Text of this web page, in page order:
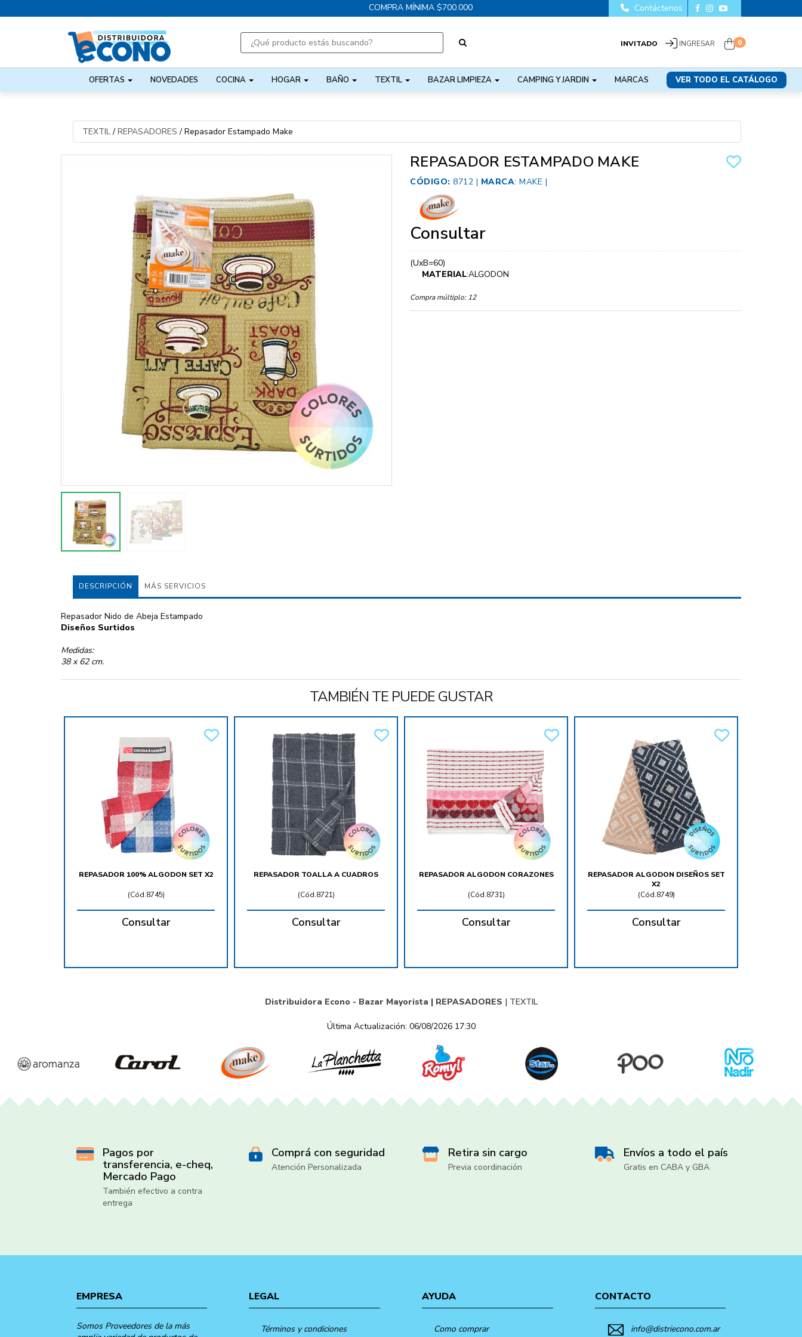
COMPRA MÍNIMA $700.000
INVITADO INGRESAR 0
OFERTAS NOVEDADES COCINA HOGAR BAÑO TEXTIL BAZAR LIMPIEZA CAMPING Y JARDIN MARCAS VER TODO EL CATÁLOGO
Contáctenos
TEXTIL/ REPASADORES / Repasador Estampado Make
REPASADOR ESTAMPADO MAKE
CÓDIGO: 8712 | MARCA: MAKE |
Consultar
(UxB=60)
MATERIAL:ALGODON
Compra múltiplo:12
DESCRIPCIÓN MÁS SERVICIOS
Repasador Nido de Abeja Estampado
Diseños Surtidos
Medidas:
38 x 62 cm.
TAMBIÉN TE PUEDE GUSTAR
REPASADOR 100% ALGODON SET X2
(Cód.8745)
Consultar
REPASADOR TOALLA A CUADROS
(Cód.8721)
Consultar
REPASADOR ALGODON CORAZONES
(Cód.8731)
Consultar
REPASADOR ALGODON DISEÑOS SET
X2
(Cód.8749)
Consultar
Distribuidora Econo - Bazar Mayorista | REPASADORES | TEXTIL
Última Actualización: 06/08/2026 17:30
Pagos por
transferencia, e-cheq,
Mercado Pago
También efectivo a contra
entrega
Comprá con seguridad
Atención Personalizada
Retira sin cargo
Previa coordinación
Envíos a todo el país
Gratis en CABA y GBA
EMPRESA
Somos Proveedores de la más
LEGAL
Términos y condiciones
AYUDA
Como comprar
CONTACTO
info@distriecono.com.ar